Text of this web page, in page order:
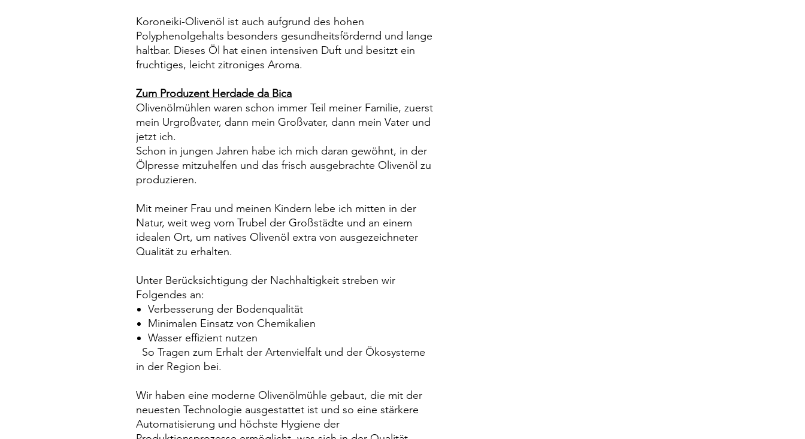
Koroneiki-Olivenöl ist auch aufgrund des hohen
Polyphenolgehalts besonders gesundheitsfördernd und lange
haltbar. Dieses Öl hat einen intensiven Duft und besitzt ein
fruchtiges, leicht zitroniges Aroma.
Zum Produzent Herdade da Bica
Olivenölmühlen waren schon immer Teil meiner Familie, zuerst
mein Urgroßvater, dann mein Großvater, dann mein Vater und
jetzt ich.
Schon in jungen Jahren habe ich mich daran gewöhnt, in der
Ölpresse mitzuhelfen und das frisch ausgebrachte Olivenöl zu
produzieren.
Mit meiner Frau und meinen Kindern lebe ich mitten in der
Natur, weit weg vom Trubel der Großstädte und an einem
idealen Ort, um natives Olivenöl extra von ausgezeichneter
Qualität zu erhalten.
Unter Berücksichtigung der Nachhaltigkeit streben wir
Folgendes an:
Verbesserung der Bodenqualität
Minimalen Einsatz von Chemikalien
Wasser effizient nutzen
So Tragen zum Erhalt der Artenvielfalt und der Ökosysteme
in der Region bei.
Wir haben eine moderne Olivenölmühle gebaut, die mit der
neuesten Technologie ausgestattet ist und so eine stärkere
Automatisierung und höchste Hygiene der